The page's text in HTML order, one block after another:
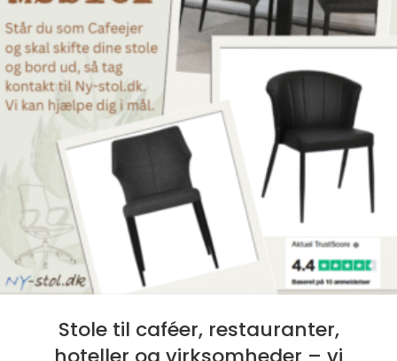
Stole til caféer, restauranter,